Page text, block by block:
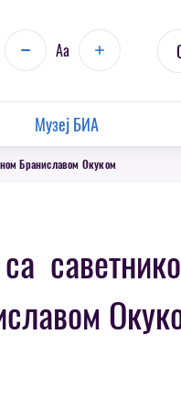
Aa
Музеј БИА
Браниславом Окуком